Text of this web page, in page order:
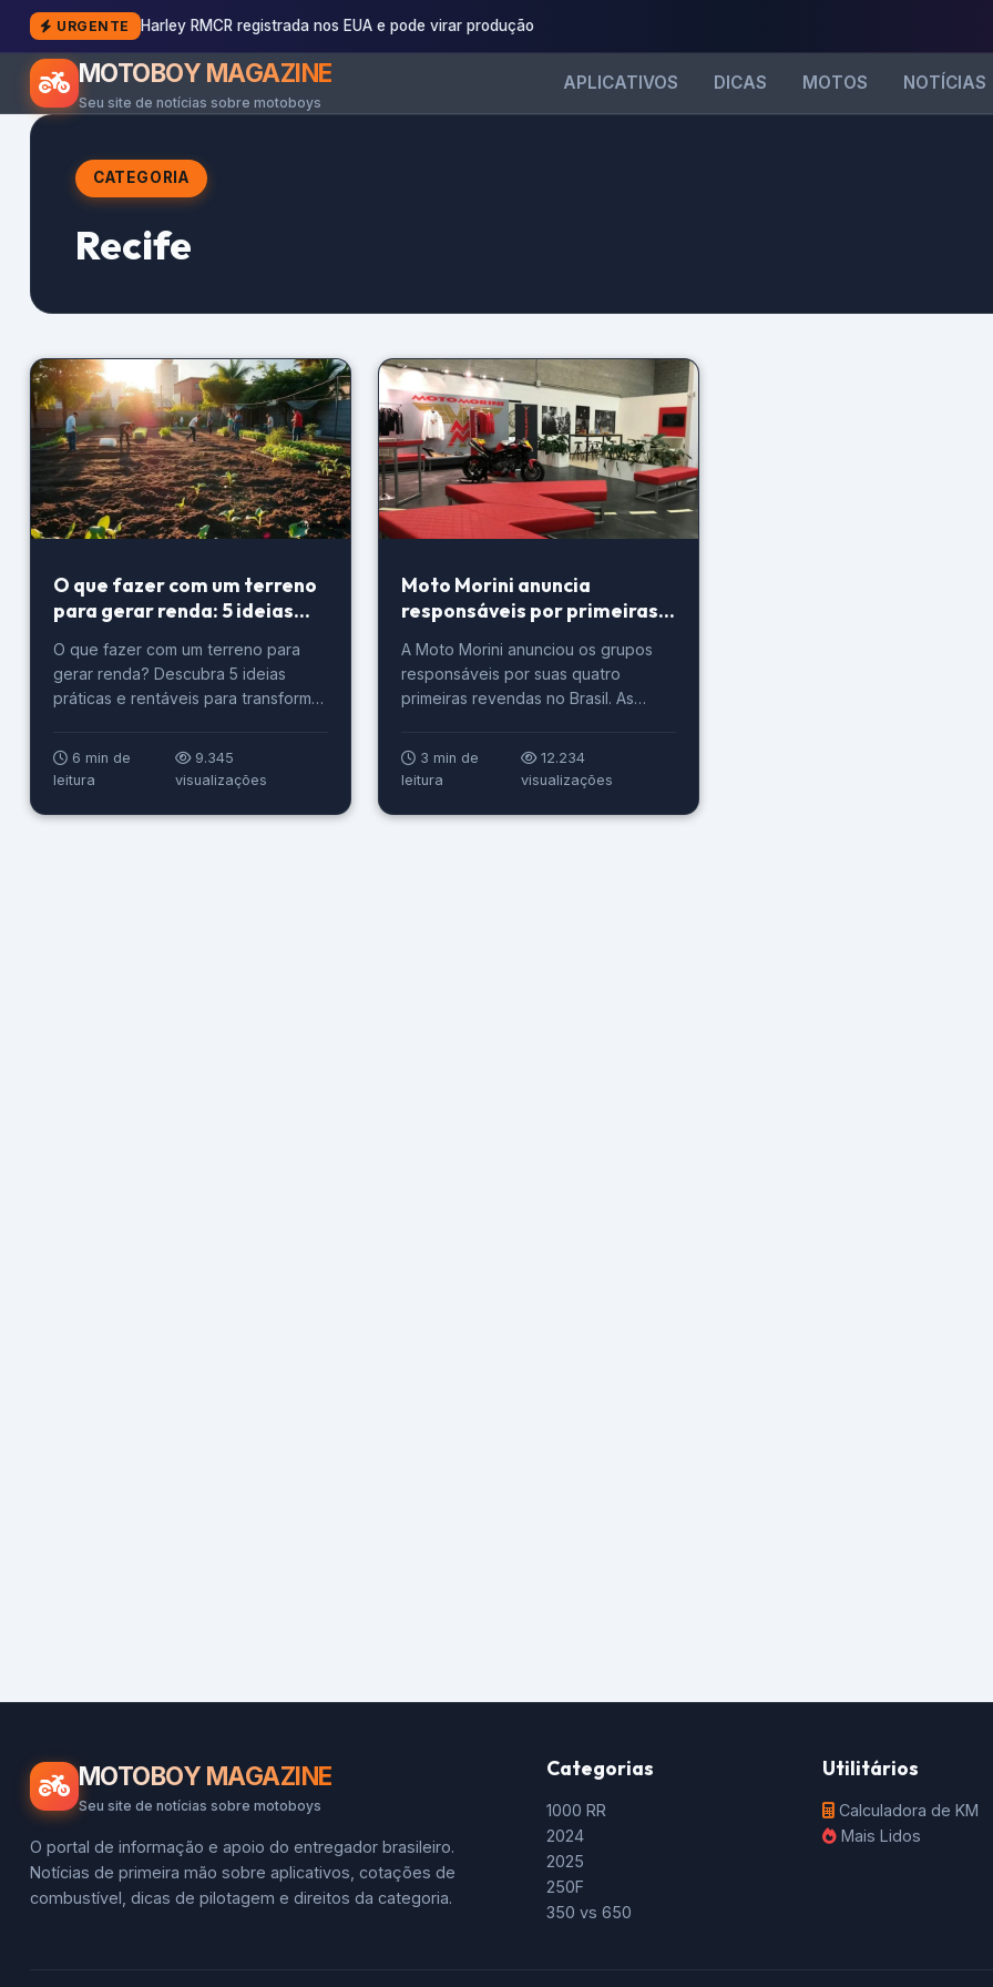
URGENTE Harley RMCR registrada nos EUA e pode virar produção
MOTOBOY MAGAZINE
Seu site de notícias sobre motoboys
APLICATIVOS DICAS MOTOS NOTÍCIAS
CATEGORIA
Recife
O que fazer com um terreno
para gerar renda: 5 ideias
O que fazer com um terreno para
gerar renda? Descubra 5 ideias
práticas e rentáveis para transformar
6 min de
leitura
9.345
visualizações
Moto Morini anuncia
responsáveis por primeiras
A Moto Morini anunciou os grupos
responsáveis por suas quatro
primeiras revendas no Brasil. As
partir de junho, e ficarão nas cidades
de Brasília, Campinas, São Paulo e
unidades seguirão o modelo
3 min de
leitura
12.234
visualizações
MOTOBOY MAGAZINE
Seu site de notícias sobre motoboys
O portal de informação e apoio do entregador brasileiro.
Notícias de primeira mão sobre aplicativos, cotações de
combustível, dicas de pilotagem e direitos da categoria.
Categorias
1000 RR
2024
2025
250F
350 vs 650
Utilitários
Calculadora de KM
Mais Lidos